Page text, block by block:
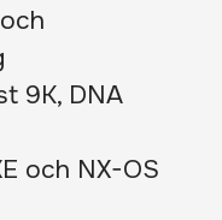
9K, DNA
och NX-OS